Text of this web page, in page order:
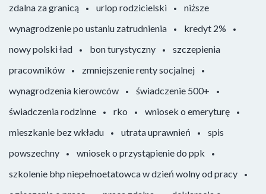
zdalna za granicą
urlop rodzicielski
niższe
wynagrodzenie po ustaniu zatrudnienia
kredyt 2%
nowy polski ład
bon turystyczny
szczepienia
pracowników
zmniejszenie renty socjalnej
wynagrodzenia kierowców
świadczenie 500+
świadczenia rodzinne
rko
wniosek o emeryturę
mieszkanie bez wkładu
utrata uprawnień
spis
powszechny
wniosek o przystąpienie do ppk
szkolenie bhp niepełnoetatowca w dzień wolny od pracy